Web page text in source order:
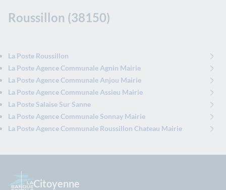
Roussillon (38150)
La Poste Roussillon
La Poste Agence Communale Agnin Mairie
La Poste Agence Communale Anjou Mairie
La Poste Agence Communale Assieu Mairie
La Poste Salaise Sur Sanne
La Poste Agence Communale Sonnay Mairie
La Poste Agence Communale Roussillon Chateau Mairie
Citoyenne